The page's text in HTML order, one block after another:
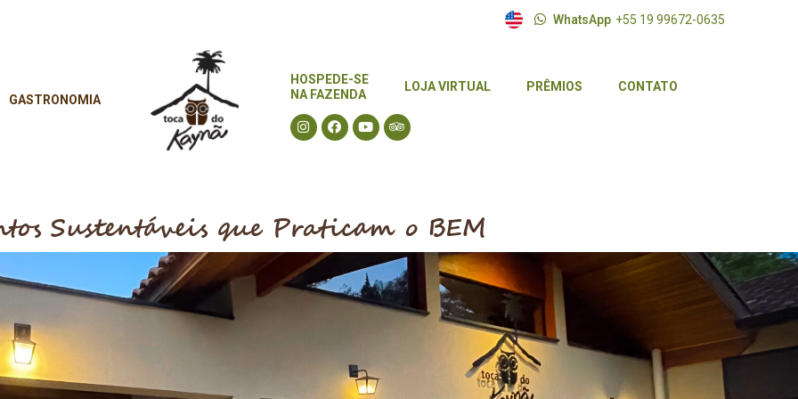
WhatsApp +55 19 99672-0635
GASTRONOMIA
HOSPEDE-SE
NA FAZENDA
LOJA VIRTUAL PRÊMIOS
CONTATO
HOSPEDE-SE
Sustentáveis que Praticam o BEM